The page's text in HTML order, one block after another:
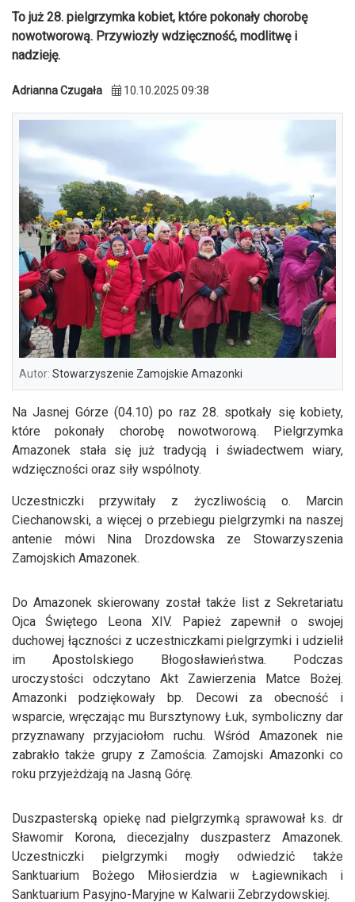
To już 28. pielgrzymka kobiet, które pokonały chorobę
nowotworową. Przywiozły wdzięczność, modlitwę i
nadzieję.
Adrianna Czugała 10.10.2025 09:38
Autor: Stowarzyszenie Zamojskie Amazonki
Na Jasnej Górze (04.10) po raz 28. spotkały się kobiety,
które pokonały chorobę nowotworową. Pielgrzymka
Amazonek stała się już tradycją i świadectwem wiary,
wdzięczności oraz siły wspólnoty.
Uczestniczki przywitały z życzliwością o. Marcin
Ciechanowski, a więcej o przebiegu pielgrzymki na naszej
antenie mówi Nina Drozdowska ze Stowarzyszenia
Zamojskich Amazonek.
Do Amazonek skierowany został także list z Sekretariatu
Ojca Świętego Leona XIV. Papież zapewnił o swojej
duchowej łączności z uczestniczkami pielgrzymki i udzielił
im Apostolskiego Błogosławieństwa. Podczas
uroczystości odczytano Akt Zawierzenia Matce Bożej.
Amazonki podziękowały bp. Decowi za obecność i
wsparcie, wręczając mu Bursztynowy Łuk, symboliczny dar
przyznawany przyjaciołom ruchu. Wśród Amazonek nie
zabrakło także grupy z Zamościa. Zamojski Amazonki co
roku przyjeżdżają na Jasną Górę.
Duszpasterską opiekę nad pielgrzymką sprawował ks. dr
Sławomir Korona, diecezjalny duszpasterz Amazonek.
Uczestniczki pielgrzymki mogły odwiedzić także
Sanktuarium Bożego Miłosierdzia w Łagiewnikach i
Sanktuarium Pasyjno-Maryjne w Kalwarii Zebrzydowskiej.